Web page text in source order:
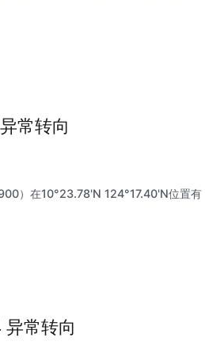
常转向
）在10°23.78'N 124°17.40'N位置有
常转向